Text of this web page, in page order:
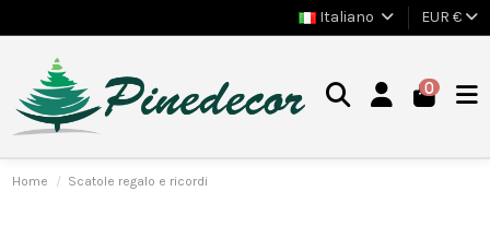
Italiano EUR €
0
Home Scatole regalo e ricordi